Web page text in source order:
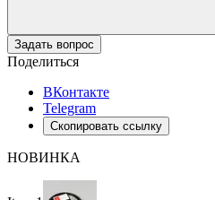
Задать вопрос
Поделиться
ВКонтакте
Telegram
Скопировать ссылку
НОВИНКА